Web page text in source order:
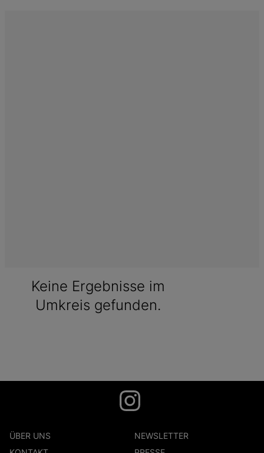
Keine Ergebnisse im
Umkreis gefunden.
ÜBER UNS
NEWSLETTER